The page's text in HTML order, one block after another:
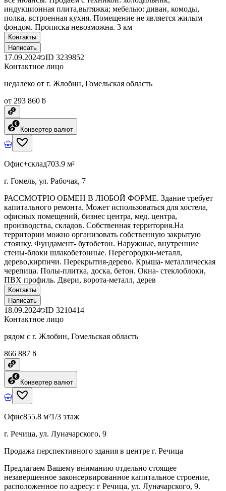
индукционная плита,вытяжка; мебелью: диван, комоды,
полка, встроенная кухня. Помещение не является жилым
фондом. Прописка невозможна. 3 км
Контакты
Написать
17.09.2024 ID 3239852
Контактное лицо
недалеко от г. Жлобин, Гомельская область
от 293 860 ƃ
Конвертер валют
Офис+склад703.9 м²
г. Гомель, ул. Рабочая, 7
РАССМОТРЮ ОБМЕН В ЛЮБОЙ ФОРМЕ. Здание требует
капитального ремонта. Может использоваться для хостела,
офисных помещений, бизнес центра, мед. центра,
производства, складов. Собственная территория.На
территории можно организовать собственную закрытую
стоянку. Фундамент- бутобетон. Наружные, внутренние
стены-блоки шлакобетонные. Перегородки-металл,
дерево,кирпичи. Перекрытия-дерево. Крыша- металлическая
черепица. Полы-плитка, доска, бетон. Окна- стеклоблоки,
ПВХ профиль. Двери, ворота-металл, дерев
Контакты
Написать
18.09.2024 ID 3210414
Контактное лицо
рядом с г. Жлобин, Гомельская область
866 887 ƃ
Конвертер валют
Офис855.8 м²1/3 этаж
г. Речица, ул. Луначарского, 9
Продажа перспективного здания в центре г. Речица
Предлагаем Вашему вниманию отдельно стоящее
незавершенное законсервированное капитальное строение,
расположенное по адресу: г Речица, ул. Луначарского, 9.